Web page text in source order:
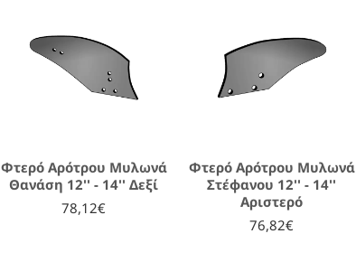
Φτερό Αρότρου Μυλωνά
Θανάση 12'' - 14'' Δεξί
78,12€
Φτερό Αρότρου Μυλωνά
Στέφανου 12'' - 14''
Αριστερό
76,82€